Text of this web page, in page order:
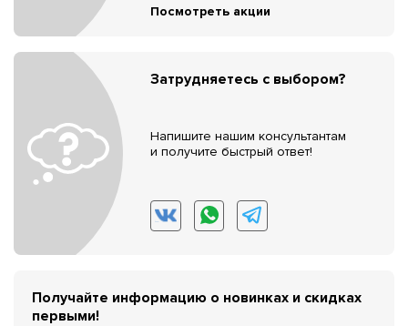
Посмотреть акции
Затрудняетесь с выбором?
Напишите нашим консультантам
и получите быстрый ответ!
Получайте информацию о новинках и скидках
первыми!